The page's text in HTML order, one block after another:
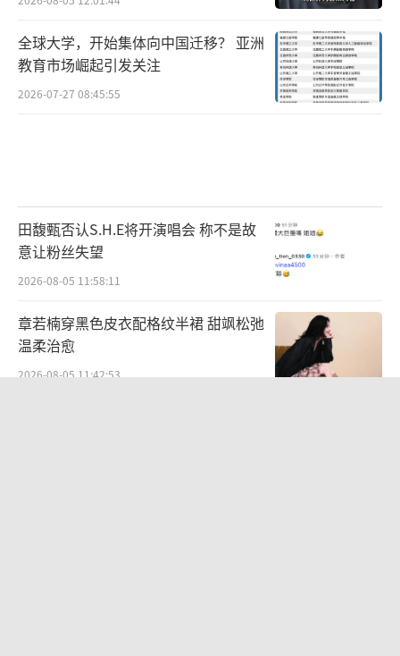
全球大学，开始集体向中国迁移？ 亚洲
教育市场崛起引发关注
2026-07-27 08:45:55
田馥甄否认S.H.E将开演唱会 称不是故
意让粉丝失望
2026-08-05 11:58:11
章若楠穿黑色皮衣配格纹半裙 甜飒松弛
温柔治愈
2026-08-05 11:42:53